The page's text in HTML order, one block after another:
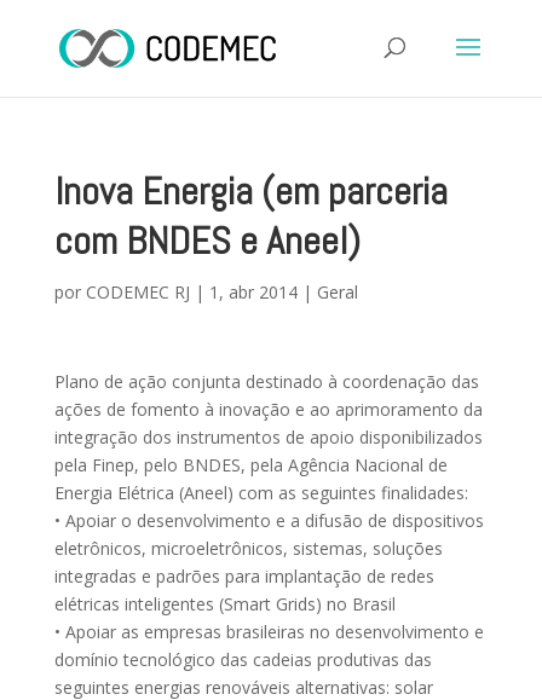
Inova Energia (em parceria
com BNDES e Aneel)
por CODEMEC RJ | 1, abr 2014| Geral
Plano de ação conjunta destinado à coordenação das
ações de fomento à inovação e ao aprimoramento da
integração dos instrumentos de apoio disponibilizados
pela Finep, pelo BNDES, pela Agência Nacional de
Energia Elétrica (Aneel) com as seguintes finalidades:
• Apoiar o desenvolvimento e a difusão de dispositivos
eletrônicos, microeletrônicos, sistemas, soluções
integradas e padrões para implantação de redes
elétricas inteligentes (Smart Grids) no Brasil
• Apoiar as empresas brasileiras no desenvolvimento e
domínio tecnológico das cadeias produtivas das
seguintes energias renováveis alternativas: solar